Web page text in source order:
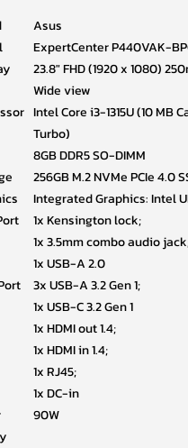
Asus
ExpertCenter P440VAK-
23.8″ FHD (1920 x 1080)
Wide view
Intel Core i3-1315U (10
Turbo)
8GB DDR5 SO-DIMM
256GB M.2 NVMe PCIe 4.0
Integrated Graphics: Intel
1x Kensington lock;
1x 3.5mm combo audio
1x USB-A 2.0
3x USB-A 3.2 Gen 1;
1x USB-C 3.2 Gen 1
1x HDMI out 1.4;
1x HDMI in 1.4;
1x RJ45;
1x DC-in
90W